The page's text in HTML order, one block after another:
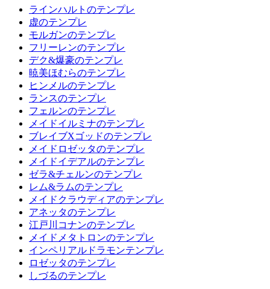
ラインハルトのテンプレ
虚のテンプレ
モルガンのテンプレ
フリーレンのテンプレ
デク&爆豪のテンプレ
暁美ほむらのテンプレ
ヒンメルのテンプレ
ランスのテンプレ
フェルンのテンプレ
メイドイルミナのテンプレ
ブレイブXゴッドのテンプレ
メイドロゼッタのテンプレ
メイドイデアルのテンプレ
ゼラ&チェルンのテンプレ
レム&ラムのテンプレ
メイドクラウディアのテンプレ
アネッタのテンプレ
江戸川コナンのテンプレ
メイドメタトロンのテンプレ
インペリアルドラモンテンプレ
ロゼッタのテンプレ
しづるのテンプレ